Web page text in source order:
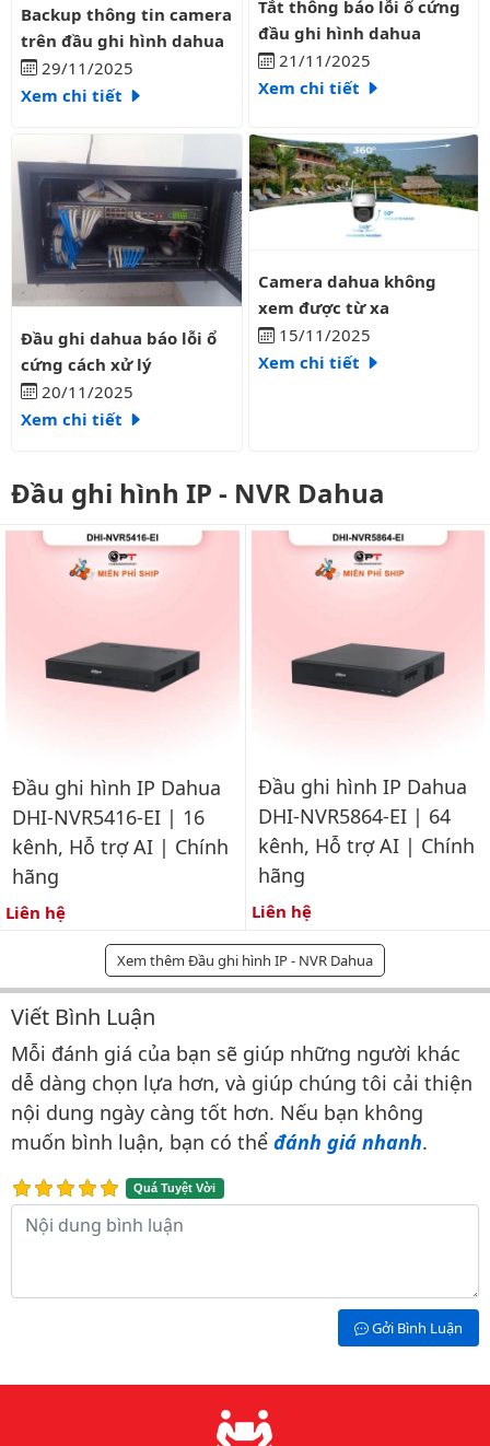
Backup thông tin camera
trên đầu ghi hình dahua
29/11/2025
Xem chi tiết
Tắt thông báo lỗi ổ cứng
đầu ghi hình dahua
21/11/2025
Xem chi tiết
Đầu ghi dahua báo lỗi ổ cứng cách xử lý
Đầu ghi dahua báo lỗi ổ
cứng cách xử lý
20/11/2025
Xem chi tiết
Camera dahua không xem
Camera dahua không
xem được từ xa
15/11/2025
Xem chi tiết
Đầu ghi hình IP - NVR Dahua
Đầu ghi hình IP Dahua
DHI-NVR5416-EI | 16
kênh, Hỗ trợ AI | Chính
hãng
Liên hệ
Đầu ghi hình IP Dahua
DHI-NVR5864-EI | 64
kênh, Hỗ trợ AI | Chính
hãng
Liên hệ
Xem thêm Đầu ghi hình IP - NVR Dahua
Bình luận & Đánh giá
Viết Bình Luận
Mỗi đánh giá của bạn sẽ giúp những người khác
dễ dàng chọn lựa hơn, và giúp chúng tôi cải thiện
nội dung ngày càng tốt hơn. Nếu bạn không
muốn bình luận, bạn có thể đánh giá nhanh.
Quá Tuyệt Vời
Nội dung bình luận
Gởi Bình Luận
Lý do chọn chúng tôi